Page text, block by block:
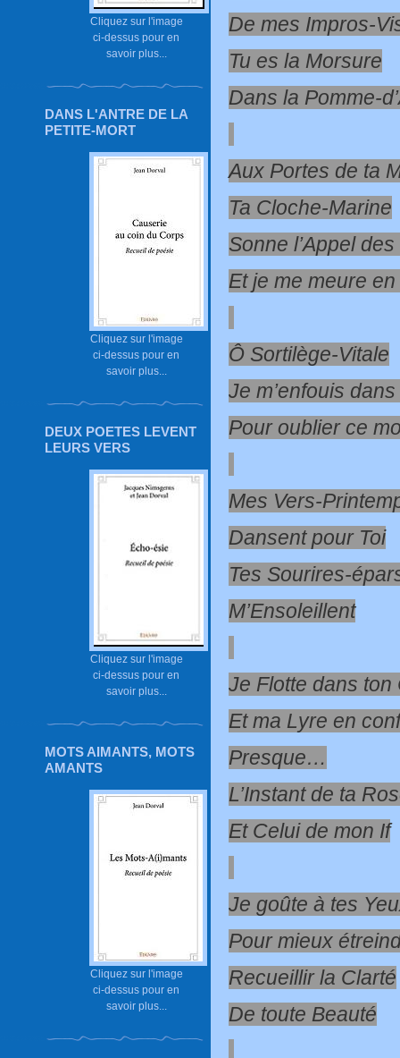
Cliquez sur l'image
ci-dessus pour en
savoir plus...
DANS L'ANTRE DE LA
PETITE-MORT
Cliquez sur l'image
ci-dessus pour en
savoir plus...
DEUX POETES LEVENT
LEURS VERS
Cliquez sur l'image
ci-dessus pour en
savoir plus...
MOTS AIMANTS, MOTS
AMANTS
Cliquez sur l'image
ci-dessus pour en
savoir plus...
De mes Impros-
Tu es la Morsure
Dans la Pomme-
Aux Portes de ta
Ta Cloche-Marine
Sonne l’Appel
Et je me meure en
Ô Sortilège-Vitale
Je m’enfouis
Pour oublier ce
Mes Vers-
Dansent pour Toi
Tes Sourires-
M’Ensoleillent
Je Flotte dans ton
Et ma Lyre en
Presque…
L’Instant de ta
Et Celui de mon If
Je goûte à tes
Pour mieux
Recueillir la Clarté
De toute Beauté